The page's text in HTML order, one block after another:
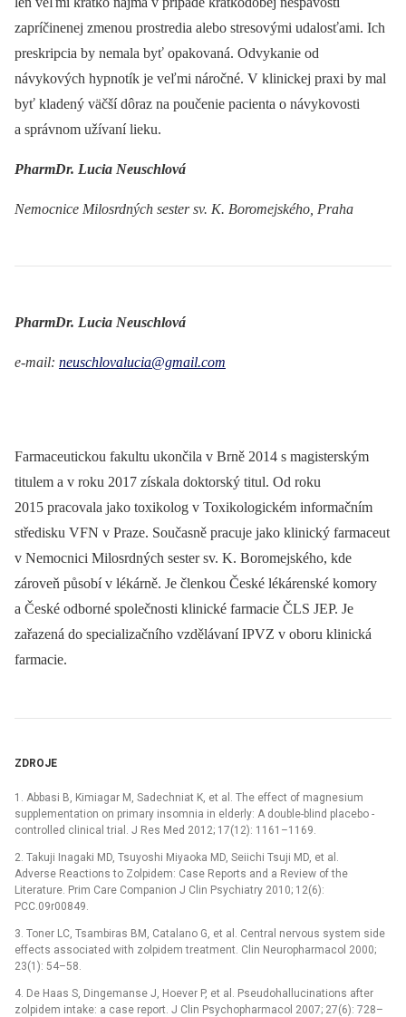
zapríčinenej zmenou prostredia alebo stresovými udalosťami. Ich
preskripcia by nemala byť opakovaná. Odvykanie od
návykových hypnotík je veľmi náročné. V klinickej praxi by mal
byť kladený väčší dôraz na poučenie pacienta o návykovosti
a správnom užívaní lieku.
PharmDr. Lucia Neuschlová
Nemocnice Milosrdných sester sv. K. Boromejského, Praha
PharmDr. Lucia Neuschlová
e-mail: neuschlovalucia@gmail.com
Farmaceutickou fakultu ukončila v Brně 2014 s magisterským
titulem a v roku 2017 získala doktorský titul. Od roku
2015 pracovala jako toxikolog v Toxikologickém informačním
středisku VFN v Praze. Současně pracuje jako klinický farmaceut
v Nemocnici Milosrdných sester sv. K. Boromejského, kde
zároveň působí v lékárně. Je členkou České lékárenské komory
a České odborné společnosti klinické farmacie ČLS JEP. Je
zařazená do specializačního vzdělávaní IPVZ v oboru klinická
farmacie.
ZDROJE
1. Abbasi B, Kimiagar M, Sadechniat K, et al. The effect of magnesium
supplementation on primary insomnia in elderly: A double-blind placebo -
controlled clinical trial. J Res Med 2012; 17(12): 1161–1169.
2. Takuji Inagaki MD, Tsuyoshi Miyaoka MD, Seiichi Tsuji MD, et al.
Adverse Reactions to Zolpidem: Case Reports and a Review of the
Literature. Prim Care Companion J Clin Psychiatry 2010; 12(6):
PCC.09r00849.
3. Toner LC, Tsambiras BM, Catalano G, et al. Central nervous system side
effects associated with zolpidem treatment. Clin Neuropharmacol 2000;
23(1): 54–58.
4. De Haas S, Dingemanse J, Hoever P, et al. Pseudohallucinations after
zolpidem intake: a case report. J Clin Psychopharmacol 2007; 27(6): 728–